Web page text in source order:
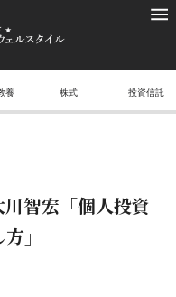
養 株式 投資信託
智宏「個人投資
」